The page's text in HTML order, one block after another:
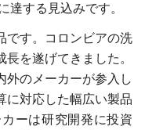
達する見込みです。
です。コロンビアの洗
を遂げてきました。
外のメーカーが参入し
に対応した幅広い製品
ーは研究開発に投資